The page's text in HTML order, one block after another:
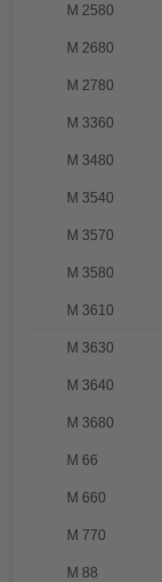
M 2580
M 2680
M 2780
M 3360
M 3480
M 3540
M 3570
M 3580
M 3610
M 3630
M 3640
M 3680
M 66
M 660
M 770
M 88